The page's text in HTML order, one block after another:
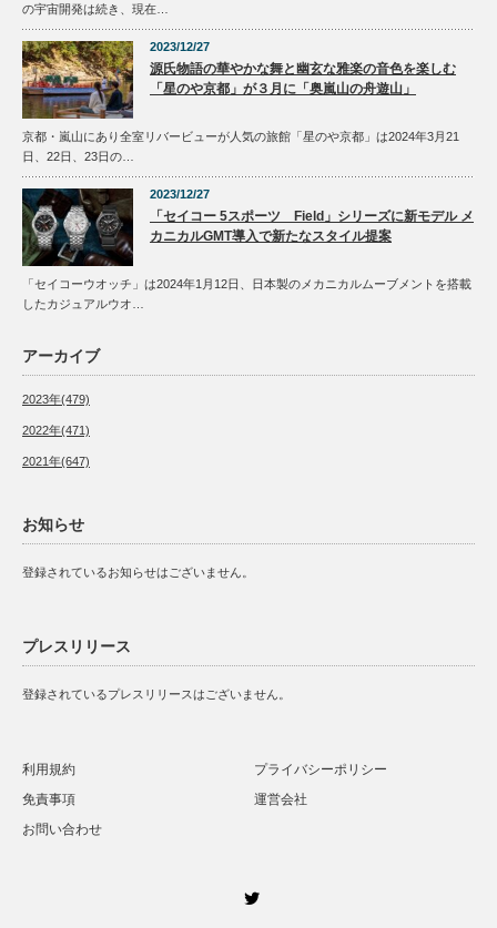
の宇宙開発は続き、現在…
2023/12/27
源氏物語の華やかな舞と幽玄な雅楽の音色を楽しむ
「星のや京都」が３月に「奥嵐山の舟遊山」
京都・嵐山にあり全室リバービューが人気の旅館「星のや京都」は2024年3月21
日、22日、23日の…
2023/12/27
「セイコー 5スポーツ Field」シリーズに新モデル メ
カニカルGMT導入で新たなスタイル提案
「セイコーウオッチ」は2024年1月12日、日本製のメカニカルムーブメントを搭載
したカジュアルウオ…
アーカイブ
2023年(479)
2022年(471)
2021年(647)
お知らせ
登録されているお知らせはございません。
プレスリリース
登録されているプレスリリースはございません。
利用規約
プライバシーポリシー
免責事項
運営会社
お問い合わせ